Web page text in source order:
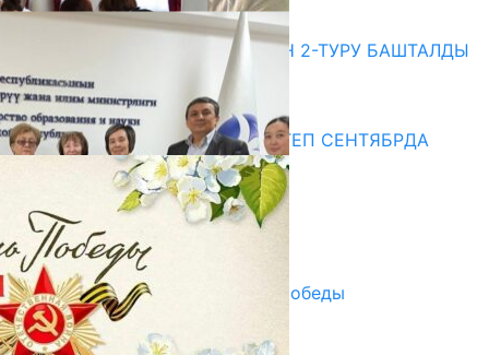
20.07.2026
ЖОЖДОРГО КАБЫЛ АЛУУНУН 2-ТУРУ БАШТАЛДЫ
20.07.2026
Медиа
СУЗАКТА 750 ОРУНДУУ МЕКТЕП СЕНТЯБРДА
ПАЙДАЛАНУУГА БЕРИЛЕТ
07.08.2025
Улуу Жеңиштин жандуу сөзү
29.04.2025
Награды в преддверии Дня Победы
29.04.2025